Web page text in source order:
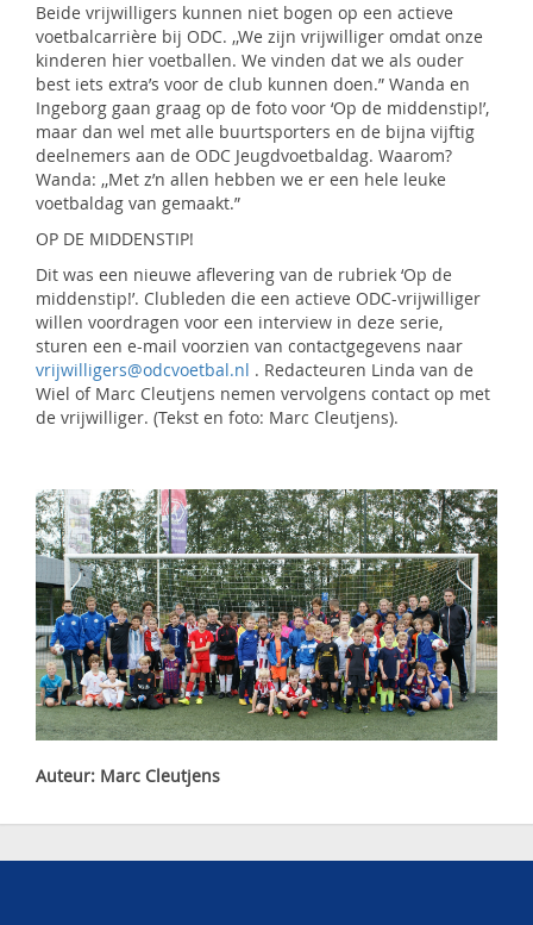
Beide vrijwilligers kunnen niet bogen op een actieve
voetbalcarrière bij ODC. ,,We zijn vrijwilliger omdat onze
kinderen hier voetballen. We vinden dat we als ouder
best iets extra’s voor de club kunnen doen.” Wanda en
Ingeborg gaan graag op de foto voor ‘Op de middenstip!’,
maar dan wel met alle buurtsporters en de bijna vijftig
deelnemers aan de ODC Jeugdvoetbaldag. Waarom?
Wanda: ,,Met z’n allen hebben we er een hele leuke
voetbaldag van gemaakt.”
OP DE MIDDENSTIP!
Dit was een nieuwe aflevering van de rubriek ‘Op de
middenstip!’. Clubleden die een actieve ODC-vrijwilliger
willen voordragen voor een interview in deze serie,
sturen een e-mail voorzien van contactgegevens naar
vrijwilligers@odcvoetbal.nl . Redacteuren Linda van de
Wiel of Marc Cleutjens nemen vervolgens contact op met
de vrijwilliger. (Tekst en foto: Marc Cleutjens).
Auteur: Marc Cleutjens